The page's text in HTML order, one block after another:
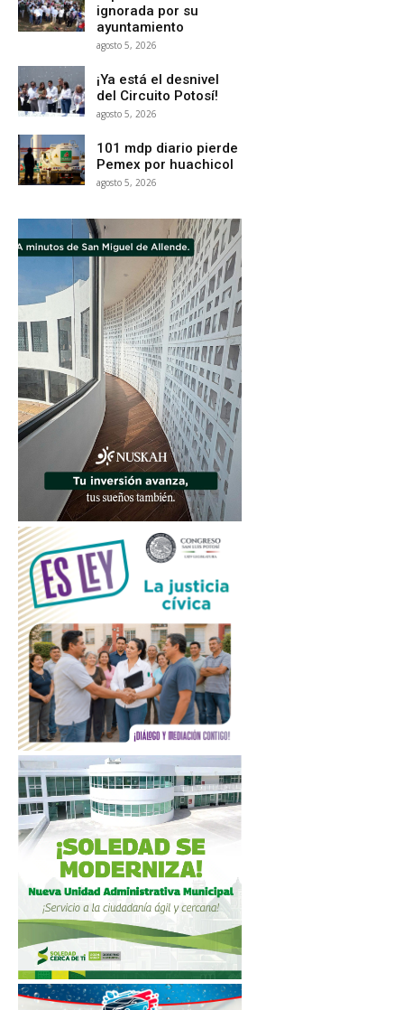
ignorada por su
ayuntamiento
agosto 5, 2026
¡Ya está el desnivel
del Circuito Potosí!
agosto 5, 2026
101 mdp diario pierde
Pemex por huachicol
agosto 5, 2026